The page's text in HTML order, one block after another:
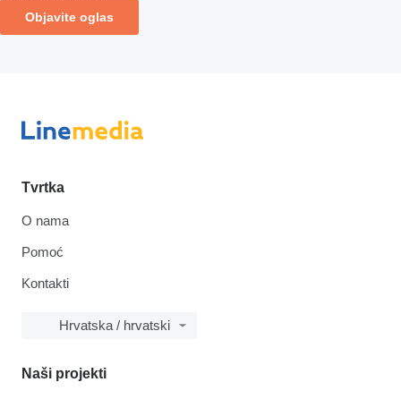
Objavite oglas
Tvrtka
O nama
Pomoć
Kontakti
Hrvatska / hrvatski
Naši projekti